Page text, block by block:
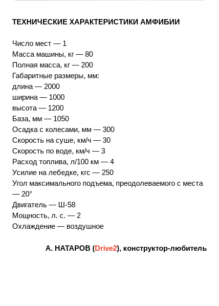
ТЕХНИЧЕСКИЕ ХАРАКТЕРИСТИКИ АМФИБИИ
Число мест — 1
Масса машины, кг — 80
Полная масса, кг — 200
Габаритные размеры, мм:
длина — 2000
ширина — 1000
высота — 1200
База, мм — 1050
Осадка с колесами, мм — 300
Скорость на суше, км/ч — 30
Скорость по воде, км/ч — 3
Расход топлива, л/100 км — 4
Усилие на лебедке, кгс — 250
Угол максимального подъема, преодолеваемого с места
— 20°
Двигатель — Ш-58
Мощность, л. с. — 2
Охлаждение — воздушное
А. НАТАРОВ (Drive2), конструктор-любитель